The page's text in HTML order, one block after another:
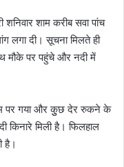
शाम करीब सवा पांच
लगा दी। सूचना मिलते ही
मौके पर पहुंचे और नदी में
पर गया और कुुछ देर रुकने के
किनारे मिली है। फिलहाल
है।